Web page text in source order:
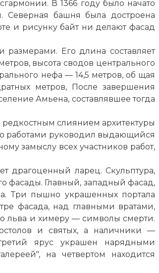
В 1366 году было начато
башня была достроена
и рисунку байт ни делают фасад
размерами. Его длина составляет
высота сводов центрального
нефа — 14,5 метров, об щая
метров, После завершения
Амьена, составлявшее тогда
слиянием архитектуры
работами руководил выдающийся
замыслу всех участников работ,
драгоценный ларец. Скульптура,
фасады. Главный, западный фасад,
Три пышно украшенных портала
фасада, над главными вратами,
льва и химеру — символы смерти.
и святых, а наличники —
ярус украшен нарядными
на четвертом находится